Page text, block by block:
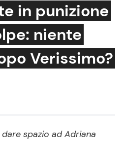
Gossip e TV
Bellezze VIP
Programmi TV
in punizione
niente
Verissimo?
spazio ad Adriana